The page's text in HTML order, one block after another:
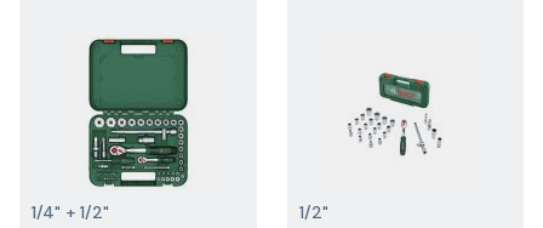
1/4" + 1/2" 1/2"